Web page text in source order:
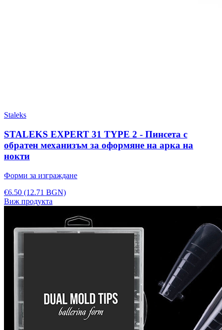
Staleks
STALEKS EXPERT 31 TYPE 2 - Пинсета с
обратен механизъм за оформяне на арка на
нокти
Форми за изграждане
€6.50 (12.71 BGN)
Виж продукта